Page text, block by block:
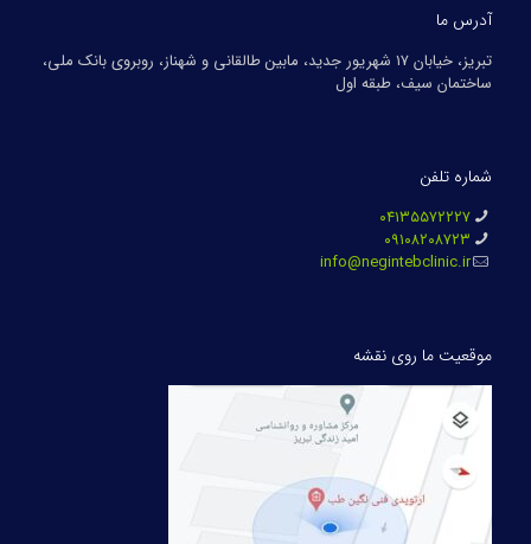
آدرس ما
تبریز، خیابان ۱۷ شهریور جدید، مابین طالقانی و شهناز، روبروی بانک ملی،
ساختمان سیف، طبقه اول
شماره تلفن
۰۴۱۳۵۵۷۲۲۲۷
۰۹۱۰۸۲۰۸۷۲۳
info@negintebclinic.ir
موقعیت ما روی نقشه